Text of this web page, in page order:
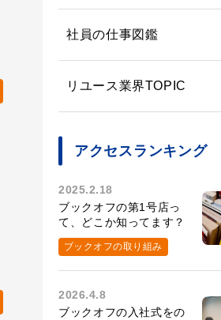
社員の仕事図鑑
リユース業界TOPIC
アクセスランキング
2025.2.18
ブックオフの第1号店っ
て、どこか知ってます？
ブックオフの取り組み
2026.4.8
ブックオフの入社式をの